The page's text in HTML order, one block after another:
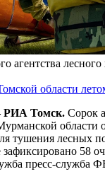
агентства лесного
области
Томск. Сорок
области
тушения лесных
58
пресс-служба